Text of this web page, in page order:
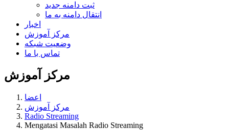
ثبت دامنه جدید
انتقال دامنه به ما
اخبار
مرکز آموزش
وضعیت شبکه
تماس با ما
مرکز آموزش
اعضا
مرکز آموزش
Radio Streaming
Mengatasi Masalah Radio Streaming